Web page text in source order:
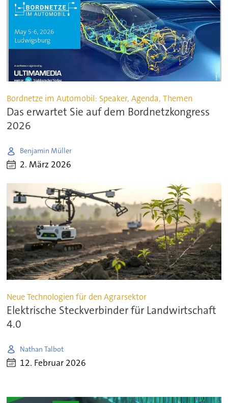
Bordnetze im Automobil: Speaker, Agenda, Themen
Das erwartet Sie auf dem Bordnetzkongress
2026
Benjamin Müller
2. März 2026
Neue Technologien für den Agrarsektor
Elektrische Steckverbinder für Landwirtschaft
4.0
Nathan Talbot
12. Februar 2026